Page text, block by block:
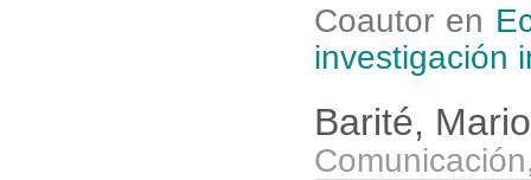
Coautor en
investigación
Barité,